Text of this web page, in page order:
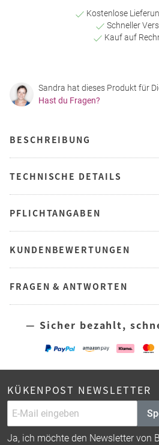
Kostenlose
Schneller
Kauf auf
Sandra hat dieses Produkt für
Hast du Fragen?
BESCHREIBUNG
TECHNISCHE DETAILS
PFLICHTANGABEN
KUNDENBEWERTUNGEN
FRAGEN & ANTWORTEN
— Sicher bezahlt,
KÜKENPOST NEWSLETTER
Ja, ich möchte den Newsletter von